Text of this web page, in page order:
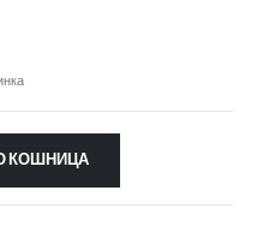
КОШНИЦА